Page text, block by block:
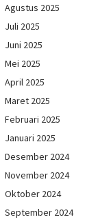
Agustus 2025
Juli 2025
Juni 2025
Mei 2025
April 2025
Maret 2025
Februari 2025
Januari 2025
Desember 2024
November 2024
Oktober 2024
September 2024